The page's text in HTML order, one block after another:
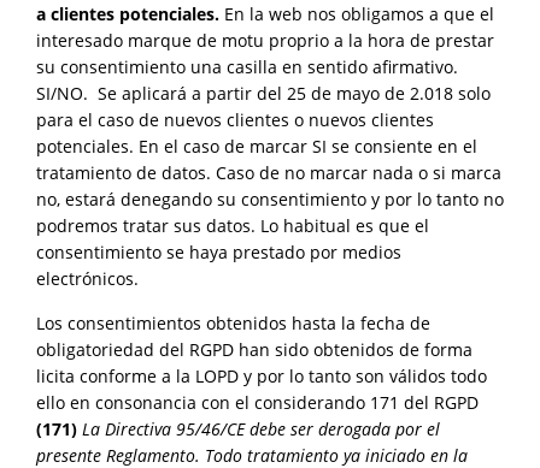
a clientes potenciales. En la web nos obligamos a que el
interesado marque de motu proprio a la hora de prestar
su consentimiento una casilla en sentido afirmativo.
SI/NO. Se aplicará a partir del 25 de mayo de 2.018 solo
para el caso de nuevos clientes o nuevos clientes
potenciales. En el caso de marcar SI se consiente en el
tratamiento de datos. Caso de no marcar nada o si marca
no, estará denegando su consentimiento y por lo tanto no
podremos tratar sus datos. Lo habitual es que el
consentimiento se haya prestado por medios
electrónicos.
Los consentimientos obtenidos hasta la fecha de
obligatoriedad del RGPD han sido obtenidos de forma
licita conforme a la LOPD y por lo tanto son válidos todo
ello en consonancia con el considerando 171 del RGPD
(171) La Directiva 95/46/CE debe ser derogada por el
presente Reglamento. Todo tratamiento ya iniciado en la